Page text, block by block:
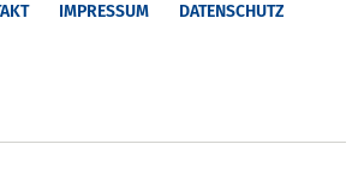
IMPRESSUM DATENSCHUTZ